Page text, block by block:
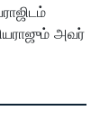
அவர்